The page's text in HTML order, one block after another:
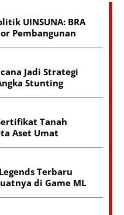
UINSUNA: BRA
Pembangunan
Jadi Strategi
Stunting
Tanah
Aset Umat
Terbaru
di Game ML